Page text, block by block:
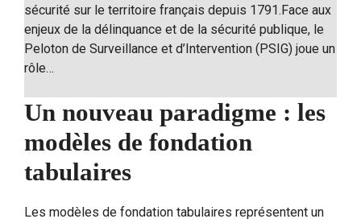
sécurité sur le territoire français depuis 1791.Face aux
enjeux de la délinquance et de la sécurité publique, le
Peloton de Surveillance et d’Intervention (PSIG) joue un
rôle…
Un nouveau paradigme : les
modèles de fondation
tabulaires
Les modèles de fondation tabulaires représentent un